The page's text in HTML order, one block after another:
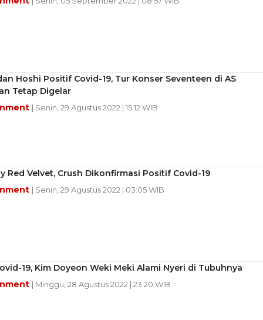
Hoshi Positif Covid-19, Tur Konser Seventeen di AS
Tetap Digelar
| Senin, 29 Agustus 2022 | 15:12 WIB
Red Velvet, Crush Dikonfirmasi Positif Covid-19
| Senin, 29 Agustus 2022 | 03:05 WIB
19, Kim Doyeon Weki Meki Alami Nyeri di Tubuhnya
| Minggu, 28 Agustus 2022 | 23:20 WIB